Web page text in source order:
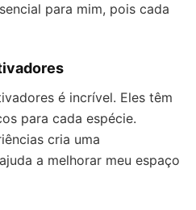
para mim, pois cada
é incrível. Eles têm
para cada espécie.
cria uma
a melhorar meu espaço